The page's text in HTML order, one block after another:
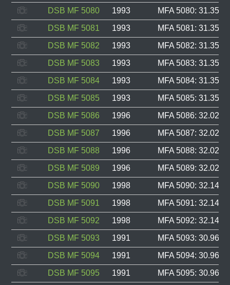
DSB MF 5080
1993
MFA 5080:
DSB MF 5081
1993
MFA 5081:
DSB MF 5082
1993
MFA 5082:
DSB MF 5083
1993
MFA 5083:
DSB MF 5084
1993
MFA 5084:
DSB MF 5085
1993
MFA 5085:
DSB MF 5086
1996
MFA 5086:
DSB MF 5087
1996
MFA 5087:
DSB MF 5088
1996
MFA 5088:
DSB MF 5089
1996
MFA 5089:
DSB MF 5090
1998
MFA 5090:
DSB MF 5091
1998
MFA 5091:
DSB MF 5092
1998
MFA 5092:
DSB MF 5093
1991
MFA 5093:
DSB MF 5094
1991
MFA 5094:
DSB MF 5095
1991
MFA 5095: